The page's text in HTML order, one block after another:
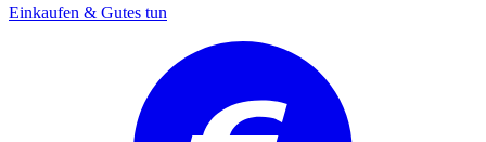
Einkaufen & Gutes tun